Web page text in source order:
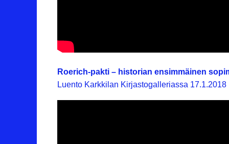
Roerich-pakti – historian ensimmäinen
Luento Karkkilan Kirjastogalleriassa 17.1.2018